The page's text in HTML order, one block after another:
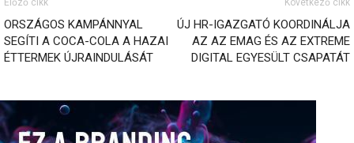
ORSZÁGOS KAMPÁNNYAL
SEGÍTI A COCA-COLA A HAZAI
ÉTTERMEK ÚJRAINDULÁSÁT
ÚJ HR-IGAZGATÓ KOORDINÁLJA
AZ AZ EMAG ÉS AZ EXTREME
DIGITAL EGYESÜLT CSAPATÁT